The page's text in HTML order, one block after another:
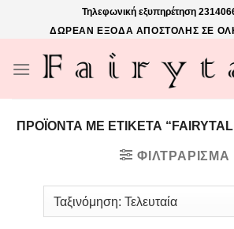
Τηλεφωνική εξυπηρέτηση
ΔΩΡΕΑΝ ΕΞΟΔΑ ΑΠΟΣΤΟΛΗΣ ΣΕ
ΠΡΟΪΌΝΤΑ ΜΕ ΕΤΙΚΈΤΑ
ΦΙΛΤΡΆΡΙΣΜΑ